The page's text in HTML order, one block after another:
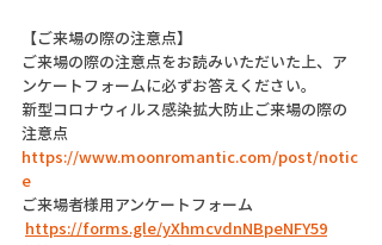
【ご来場の際の注意点】
ご来場の際の注意点をお読みいただいた上、ア
ンケートフォームに必ずお答えください。
新型コロナウィルス感染拡大防止ご来場の際の
注意点
https://www.moonromantic.com/post/notic
e
ご来場者様用アンケートフォーム
https://forms.gle/yXhmcvdnNBpeNFY59